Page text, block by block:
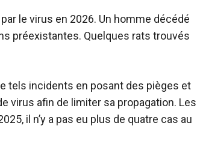
le virus en 2026. Un homme décédé
préexistantes. Quelques rats trouvés
tels incidents en posant des pièges et
virus afin de limiter sa propagation. Les
il n’y a pas eu plus de quatre cas au